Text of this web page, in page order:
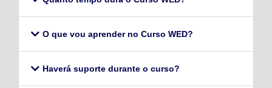
O que vou aprender no Curso WED?
Haverá suporte durante o curso?